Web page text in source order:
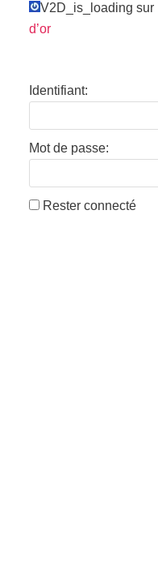
V2D_is_loading sur
d’or
Identifiant:
Mot de passe:
Rester connecté